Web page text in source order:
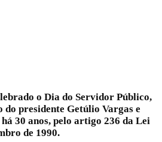
o Dia do Servidor Público,
presidente Getúlio Vargas e
30 anos, pelo artigo 236 da Lei
de 1990.